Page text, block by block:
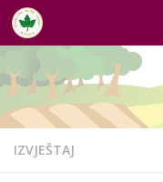
Skip to content
IZVJEŠTAJ